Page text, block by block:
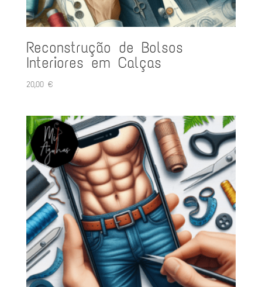
Reconstrução de Bolsos
Interiores em Calças
20,00 €